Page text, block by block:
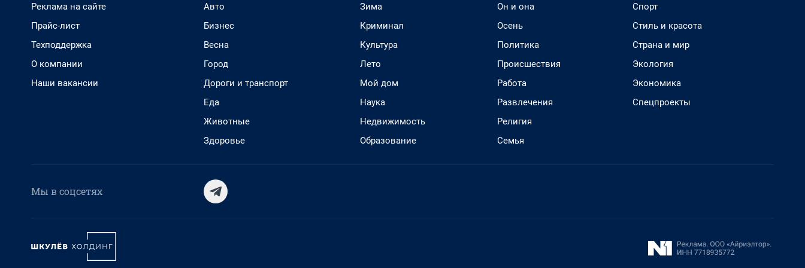
Реклама на сайте
Прайс-лист
Техподдержка
О компании
Наши вакансии
Авто
Бизнес
Весна
Город
Дороги и транспорт
Еда
Животные
Здоровье
Зима
Криминал
Культура
Лето
Мой дом
Наука
Недвижимость
Образование
Он и она
Осень
Политика
Происшествия
Работа
Развлечения
Религия
Семья
Спорт
Стиль и красота
Страна и мир
Экология
Экономика
Спецпроекты
Мы в соцсетях